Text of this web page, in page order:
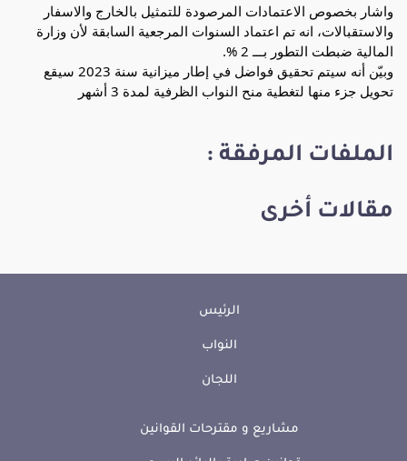
واشار بخصوص الاعتمادات المرصودة للتمثيل بالخارج والاسفار
والاستقبالات، انه تم اعتماد السنوات المرجعية السابقة لأن وزارة
المالية ضبطت التطور بـــ 2 %.
وبيّن أنه سيتم تحقيق فواضل في إطار ميزانية سنة 2023 سيقع
تحويل جزء منها لتغطية منح النواب الظرفية لمدة 3 أشهر
الملفات المرفقة :
مقالات أخرى
الرئيس
النواب
اللجان
مشاريع و مقترحات القوانين